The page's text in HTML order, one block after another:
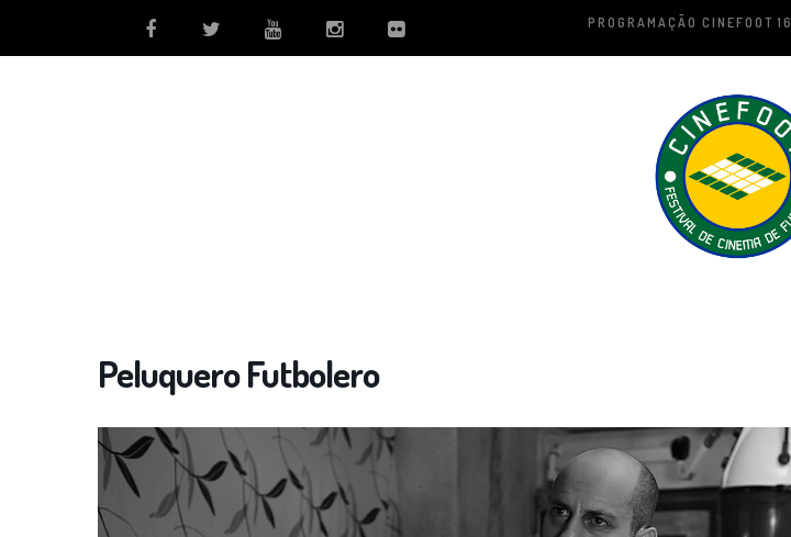
PROGRAMAÇÃO CINEFOOT 16
Peluquero Futbolero